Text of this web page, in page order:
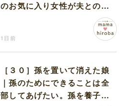
のお気に入り女性が夫との親
1日前
［３０］孫を置いて消えた娘
｜孫のためにできることは全
部してあげたい。孫を養子に